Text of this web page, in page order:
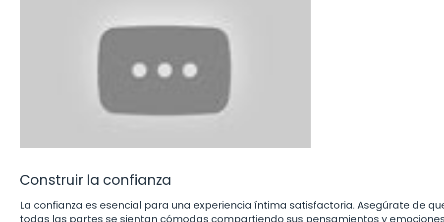
Construir la confianza
La confianza es esencial para una experiencia íntima satisfactoria. Asegúrate de
todas las partes se sientan cómodas compartiendo sus pensamientos y